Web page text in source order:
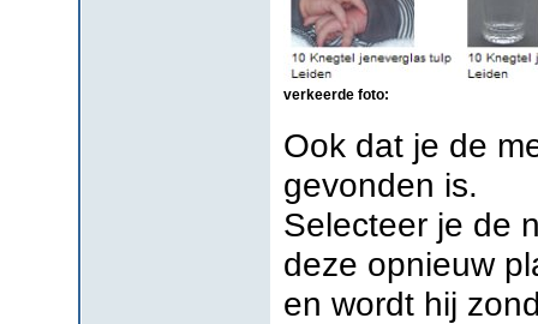
verkeerde foto:
Ook dat je de
gevonden is.
Selecteer je de
deze opnieuw
en wordt hij